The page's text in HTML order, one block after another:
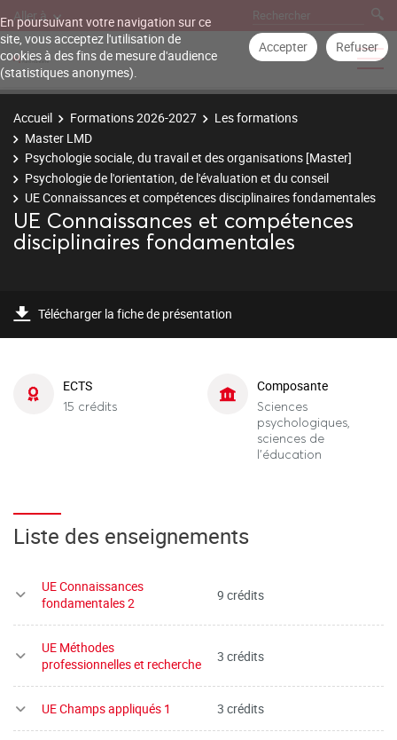
En poursuivant votre navigation sur ce
site, vous acceptez l'utilisation de
cookies à des fins de mesure d'audience
(statistiques anonymes).
Accepter Refuser
Aller à
Accueil Formations 2026-2027
Les formations
Master LMD
Psychologie sociale, du travail et des organisations [Master]
Psychologie de l'orientation, de l'évaluation et du conseil
UE Connaissances et compétences disciplinaires fondamentales
UE Connaissances et compétences
disciplinaires fondamentales
Télécharger la fiche de présentation
ECTS
15 crédits
Composante
Sciences
psychologiques,
sciences de
l'éducation
Liste des enseignements
UE Connaissances
fondamentales 2
9 crédits
UE Méthodes
professionnelles et recherche
3 crédits
UE Champs appliqués 1 3 crédits